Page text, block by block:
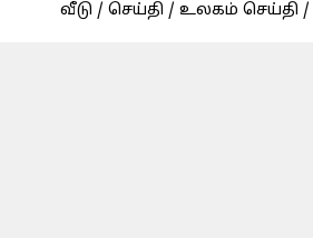
வீடு / செய்தி / உலகம் செய்தி /